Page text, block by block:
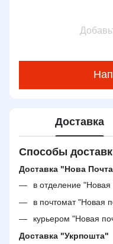
Доставка
Способы
Доставка "Нова
в отделение "Новая
в почтомат "Новая
курьером "Новая
Доставка "Укрпошта"